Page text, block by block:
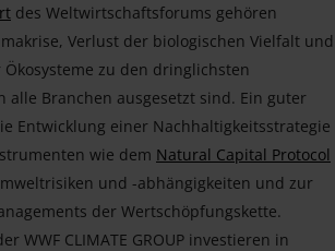
des Weltwirtschaftsforums gehören
Verlust der biologischen Vielfalt und
zu den dringlichsten
alle Branchen ausgesetzt sind. Ein guter
Entwicklung einer Nachhaltigkeitsstrategie
wie dem Natural Capital Protocol
und -abhängigkeiten und zur
der Wertschöpfungskette.
WWF CLIMATE GROUP investieren in